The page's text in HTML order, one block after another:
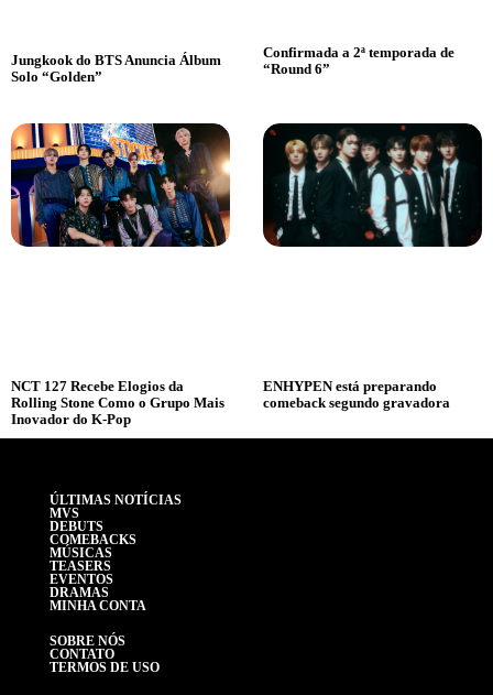
Jungkook do BTS Anuncia Álbum
Solo “Golden”
Confirmada a 2ª temporada de
“Round 6”
NCT 127 Recebe Elogios da
Rolling Stone Como o Grupo Mais
Inovador do K-Pop
ENHYPEN está preparando
comeback segundo gravadora
ÚLTIMAS NOTÍCIAS
MVS
DEBUTS
COMEBACKS
MÚSICAS
TEASERS
EVENTOS
DRAMAS
MINHA CONTA
SOBRE NÓS
CONTATO
TERMOS DE USO